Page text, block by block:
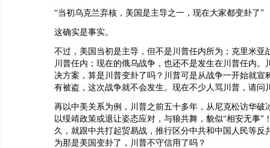
“当初乌克兰弃核，美国是主导之一，现在大家都变卦了”
这确实是事实。
不过，美国当初是主导，但不是川普任内所为；克里米亚
川普任内；现在的俄乌战争，也还不是发生在川普任内。
决方案，算是川普变卦了吗？川普可是从战争一开始就宣
有被盗，这次战争就不会发生。现在不少人骂川普，请问
再以中美关系为例，川普之前五十多年，从尼克松访华破
以绥靖政策或退让姿态应对，与狼共舞，貌似“相安无事”
久，就跟中共打起贸易战，推行区分中共和中国人民等反
为那是美国变卦了，川普不守信用了吗？